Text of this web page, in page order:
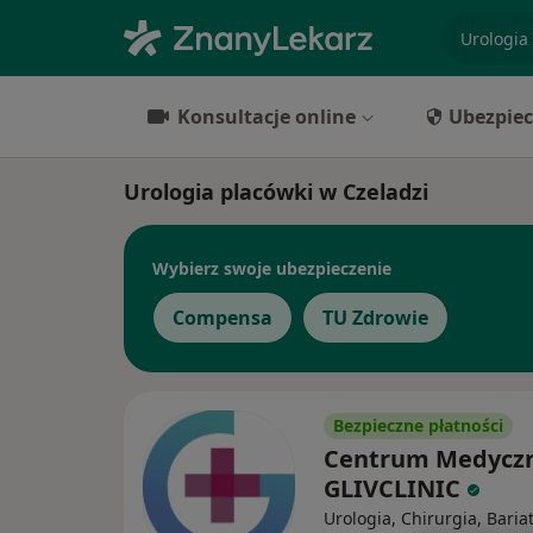
Konsultacje online
Urologia placówki w Czeladzi
Wybierz swoje ubezpieczenie
Compensa TU Zdrowie
Bezpieczne płatności
Centrum
GLIVCLINIC
Urologia, Chirurgia,